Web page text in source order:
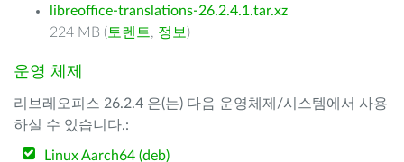
libreoffice-translations-26.2.4.1.tar.xz
224 MB ( 토렌트, 정보 )
운영 체제
리브레오피스 26.2.4 은(는) 다음 운영체제/시스템에서 사용
하실 수 있습니다.:
Linux Aarch64 (deb)